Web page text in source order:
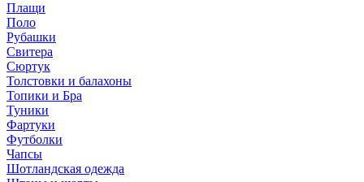
Плащи
Поло
Рубашки
Свитера
Сюртук
Толстовки и балахоны
Топики и Бра
Туники
Фартуки
Футболки
Чапсы
Шотландская одежда